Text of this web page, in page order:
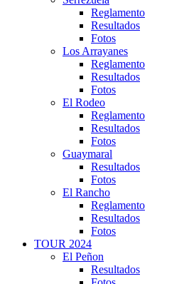
Reglamento
Resultados
Fotos
Los Arrayanes
Reglamento
Resultados
Fotos
El Rodeo
Reglamento
Resultados
Fotos
Guaymaral
Resultados
Fotos
El Rancho
Reglamento
Resultados
Fotos
TOUR 2024
El Peñon
Resultados